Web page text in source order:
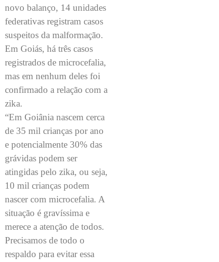
novo balanço, 14 unidades
federativas registram casos
suspeitos da malformação.
Em Goiás, há três casos
registrados de microcefalia,
mas em nenhum deles foi
confirmado a relação com a
zika.
“Em Goiânia nascem cerca
de 35 mil crianças por ano
e potencialmente 30% das
grávidas podem ser
atingidas pelo zika, ou seja,
10 mil crianças podem
nascer com microcefalia. A
situação é gravíssima e
merece a atenção de todos.
Precisamos de todo o
respaldo para evitar essa